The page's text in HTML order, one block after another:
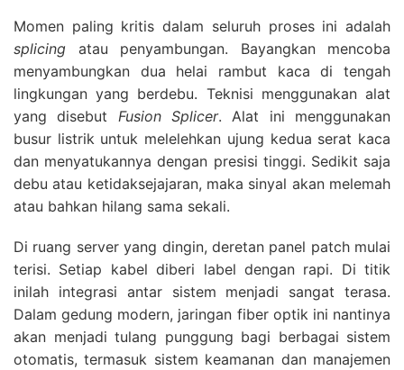
Momen paling kritis dalam seluruh proses ini adalah
splicing atau penyambungan. Bayangkan mencoba
menyambungkan dua helai rambut kaca di tengah
lingkungan yang berdebu. Teknisi menggunakan alat
yang disebut Fusion Splicer. Alat ini menggunakan
busur listrik untuk melelehkan ujung kedua serat kaca
dan menyatukannya dengan presisi tinggi. Sedikit saja
debu atau ketidaksejajaran, maka sinyal akan melemah
atau bahkan hilang sama sekali.
Di ruang server yang dingin, deretan panel patch mulai
terisi. Setiap kabel diberi label dengan rapi. Di titik
inilah integrasi antar sistem menjadi sangat terasa.
Dalam gedung modern, jaringan fiber optik ini nantinya
akan menjadi tulang punggung bagi berbagai sistem
otomatis, termasuk sistem keamanan dan manajemen